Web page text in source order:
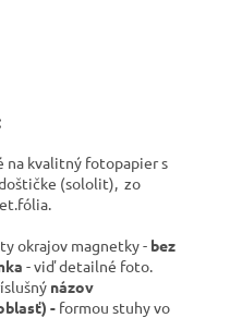
na kvalitný fotopapier s
(sololit), zo
okrajov magnetky - bez
- viď detailné foto.
názov
- formou stuhy vo